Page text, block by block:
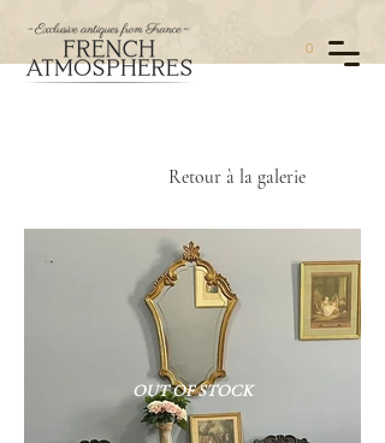
0
Retour à la galerie
OUT OF STOCK